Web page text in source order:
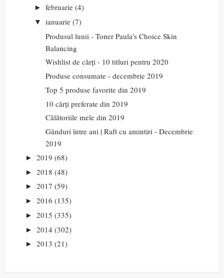
► februarie (4)
▼ ianuarie (7)
Produsul lunii - Toner Paula's Choice Skin
Balancing
Wishlist de cărți - 10 titluri pentru 2020
Produse consumate - decembrie 2019
Top 5 produse favorite din 2019
10 cărți preferate din 2019
Călătoriile mele din 2019
Gânduri între ani | Raft cu amintiri - Decembrie
2019
► 2019 (68)
► 2018 (48)
► 2017 (59)
► 2016 (135)
► 2015 (335)
► 2014 (302)
► 2013 (21)